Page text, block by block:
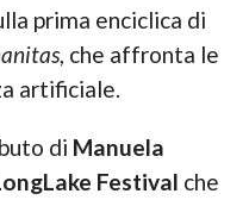
prima enciclica di
, che affronta le
artificiale.
di Manuela
Festival che